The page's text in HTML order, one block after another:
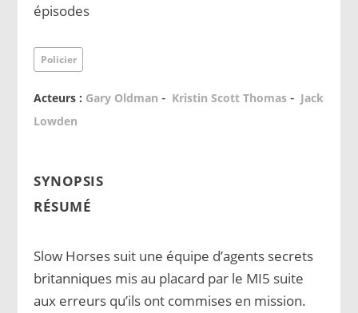
épisodes
Policier
Acteurs : Gary Oldman - Kristin Scott Thomas - Jack
Lowden
SYNOPSIS
RÉSUMÉ
Slow Horses suit une équipe d’agents secrets
britanniques mis au placard par le MI5 suite
aux erreurs qu’ils ont commises en mission.